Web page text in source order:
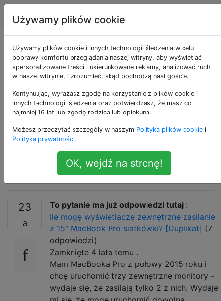
Apple Tagi
Czy Macbook Pro z
połowy 2015 r. Może
obsługiwać 3
zewnętrzne
monitory?
[duplikować]
23 To pytanie ma już odpowiedzi tutaj :
Ile mogę wyświetlacze zewnętrzne zasilanie
z 15" MacBook Pro siatkówki? [Duplikat] (7
odpowiedzi)
Zamknięte 4 lata temu .
Mam MacBooka Pro z połowy 2015 roku i
chcę uruchomić trzy zewnętrzne monitory -
wydaje się, że zasilają tylko 2 z nich. Wydaje
Używamy plików cookie
Używamy plików cookie i innych technologii śledzenia w celu
poprawy komfortu przeglądania naszej witryny, aby wyświetlać
spersonalizowane treści i ukierunkowane reklamy, analizować ruch
w naszej witrynie, i zrozumieć, skąd pochodzą nasi goście.
Kontynuując, wyrażasz zgodę na korzystanie z plików cookie i
innych technologii śledzenia oraz potwierdzasz, że masz co
najmniej 16 lat lub zgodę rodzica lub opiekuna.
Możesz przeczytać szczegóły w naszym Polityka plików cookie i
Polityka prywatności.
OK, wejdź na stronę!